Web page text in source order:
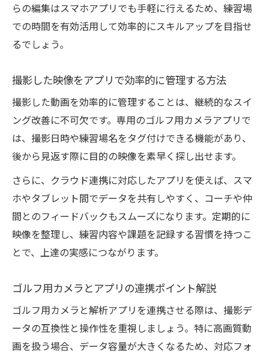
らの編集はスマホアプリでも手軽に行えるため、練習場
での時間を有効活用して効率的にスキルアップを目指せ
るでしょう。
撮影した映像をアプリで効率的に管理する方法
撮影した動画を効率的に管理することは、継続的なスイ
ング改善に不可欠です。専用のゴルフ用カメラアプリで
は、撮影日時や練習場名をタグ付けできる機能があり、
後から見返す際に目的の映像を素早く探し出せます。
さらに、クラウド連携に対応したアプリを使えば、スマ
ホやタブレット間でデータを共有しやすく、コーチや仲
間とのフィードバックもスムーズになります。定期的に
映像を整理し、練習内容や課題を記録する習慣を持つこ
とで、上達の実感につながります。
ゴルフ用カメラとアプリの連携ポイント解説
ゴルフ用カメラと解析アプリを連携させる際は、撮影デ
ータの互換性と操作性を重視しましょう。特に高画質動
画を扱う場合、データ容量が大きくなるため、対応フォ